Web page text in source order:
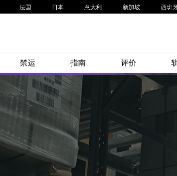
法国 日本 意大利 新加坡 西班
禁运 指南 评价